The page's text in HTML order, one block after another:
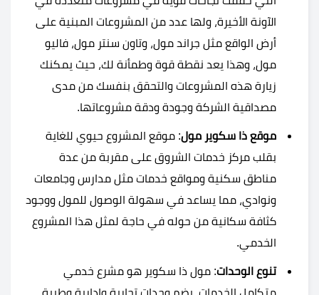
الآونة الأخيرة، ولها عدد من المشروعات المبنية على
أرض الواقع مثل جراند مول، وتاون سنتر مول، فاليو
مول، وهذا يعد نقطة قوة وطمأنة لك، حيث يمكنك
زيارة هذه المشروعات والتحقق بنفسك من مدى
مصداقية الشركة وجودة ودقة مشروعاتها.
موقع ذا سكوير مول: موقع المشروع حيوي للغاية
بقلب مركز خدمات الشروق على مقربة من عدة
مناطق سكنية ومواقع خدمات مثل مدارس وجامعات
ونوادي، مما يساعد في سهولة الوصول للمول ووجود
كثافة سكانية من حوله في حاجة لمثل هذا المشروع
الخدمي.
تنوع الوحدات: مول ذا سكوير هو مشرع خدمي